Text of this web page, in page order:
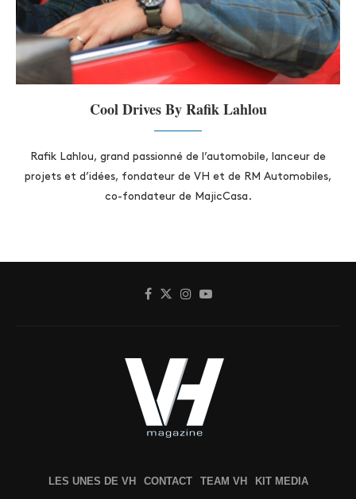
Cool Drives By Rafik Lahlou
Rafik Lahlou, grand passionné de l’automobile, lanceur de
projets et d’idées, fondateur de VH et de RM Automobiles,
co-fondateur de MajicCasa.
LES UNES DE VH CONTACT TEAM VH KIT MEDIA